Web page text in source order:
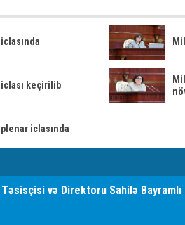
keçirilib
iclasında
və Direktoru Sahilə Bayramlı